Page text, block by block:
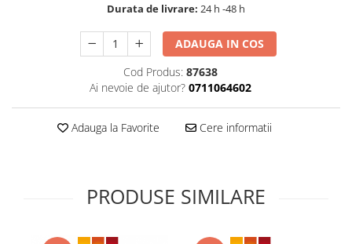
Supliment Magneziu
Supliment Vitamina B
Supliment Vitamina C
Supliment Vitamina D3
Supliment Vitamina E
Supliment Zinc
Vitamine si minerale
Durata de livrare: 24 h -48 h
ADAUGA IN COS
Cod Produs: 87638
Ai nevoie de ajutor? 0711064602
Adauga la Favorite Cere informatii
PRODUSE SIMILARE